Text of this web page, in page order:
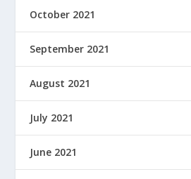
October 2021
September 2021
August 2021
July 2021
June 2021